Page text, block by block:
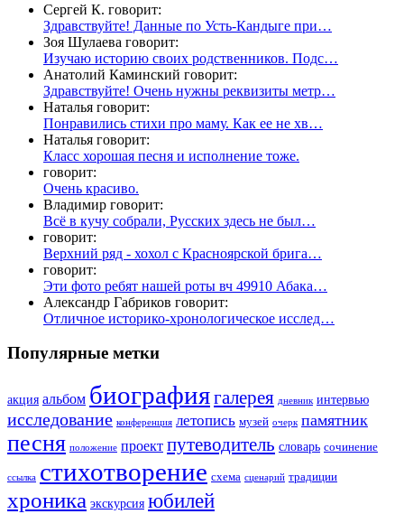
Сергей К. говорит:
Здравствуйте! Данные по Усть-Кандыге при…
Зоя Шулаева говорит:
Изучаю историю своих родственников. Подс…
Анатолий Каминский говорит:
Здравствуйте! Очень нужны реквизиты метр…
Наталья говорит:
Понравились стихи про маму. Как ее не хв…
Наталья говорит:
Класс хорошая песня и исполнение тоже.
говорит:
Очень красиво.
Владимир говорит:
Всё в кучу собрали, Русских здесь не был…
говорит:
Верхний ряд - хохол с Красноярской брига…
говорит:
Эти фото ребят нашей роты вч 49910 Абака…
Александр Габриков говорит:
Отличное историко-хронологическое исслед…
Популярные метки
акция альбом биографиягалерея дневник интервью
исследование конференция летопись музей очерк памятник
песня положение проект путеводитель словарь сочинение
ссылка стихотворение схема сценарий традиции
хроника экскурсия юбилей